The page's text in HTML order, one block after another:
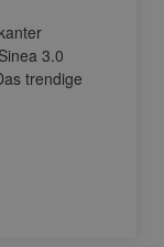
3.0
trendige